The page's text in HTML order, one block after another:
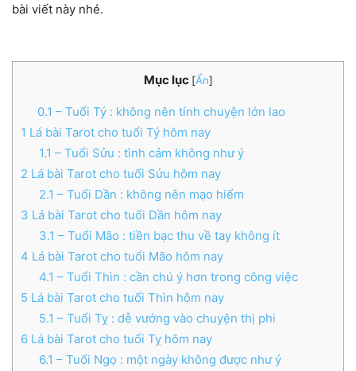
bài viết này nhé.
Mục lục [Ẩn]
0.1 – Tuổi Tý : không nên tính chuyện lớn lao
1 Lá bài Tarot cho tuổi Tý hôm nay
1.1 – Tuổi Sửu : tình cảm không như ý
2 Lá bài Tarot cho tuổi Sửu hôm nay
2.1 – Tuổi Dần : không nên mạo hiểm
3 Lá bài Tarot cho tuổi Dần hôm nay
3.1 – Tuổi Mão : tiền bạc thu về tay không ít
4 Lá bài Tarot cho tuổi Mão hôm nay
4.1 – Tuổi Thìn : cần chú ý hơn trong công việc
5 Lá bài Tarot cho tuổi Thìn hôm nay
5.1 – Tuổi Tỵ : dễ vướng vào chuyện thị phi
6 Lá bài Tarot cho tuổi Tỵ hôm nay
6.1 – Tuổi Ngọ : một ngày không được như ý